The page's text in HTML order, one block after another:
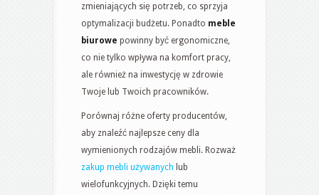
zmieniających się potrzeb, co sprzyja
optymalizacji budżetu. Ponadto meble
biurowe powinny być ergonomiczne,
co nie tylko wpływa na komfort pracy,
ale również na inwestycję w zdrowie
Twoje lub Twoich pracowników.
Porównaj różne oferty producentów,
aby znaleźć najlepsze ceny dla
wymienionych rodzajów mebli. Rozważ
zakup mebli używanych lub
wielofunkcyjnych. Dzięki temu